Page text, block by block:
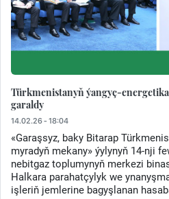
Türkmenistanyň ýangyç-
garaldy
14.02.26 - 18:04
«Garaşsyz, baky Bitarap
myradyň mekany» ýylynyň 14-nji
nebitgaz toplumynyň merkezi
Halkara parahatçylyk we
işleriň jemlerine bagyşlanan